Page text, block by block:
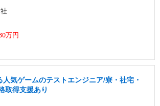
万円
気ゲームのテストエンジニア/寮・社宅・
取得支援あり